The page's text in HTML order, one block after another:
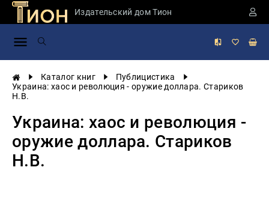
Издательский дом Тион
Каталог книг
Публицистика
Украина: хаос и революция - оружие доллара. Стариков
Н.В.
Украина: хаос и революция -
оружие доллара. Стариков
Н.В.
Занимательная
России
Экономика
Фантастика
и